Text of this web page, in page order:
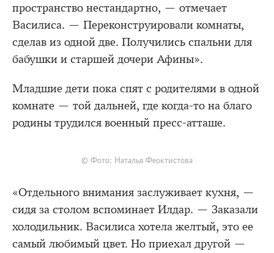
пространство нестандартно, — отмечает
Василиса. — Переконструировали комнаты,
сделав из одной две. Получились спальни для
бабушки и старшей дочери Афины».
Младшие дети пока спят с родителями в одной
комнате — той дальней, где когда-то на благо
родины трудился военный пресс-атташе.
© Фото: Наталья Феоктистова
«Отдельного внимания заслуживает кухня, —
сидя за столом вспоминает Илдар. — Заказали
холодильник. Василиса хотела желтый, это ее
самый любимый цвет. Но приехал другой —